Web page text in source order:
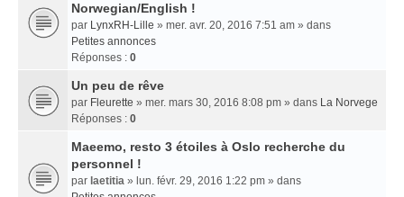
Norwegian/English !
par LynxRH-Lille » mer. avr. 20, 2016 7:51 am » dans
Petites annonces
Réponses : 0
Un peu de rêve
par Fleurette » mer. mars 30, 2016 8:08 pm » dans La Norvege
Réponses : 0
Maeemo, resto 3 étoiles à Oslo recherche du
personnel !
par laetitia » lun. févr. 29, 2016 1:22 pm » dans